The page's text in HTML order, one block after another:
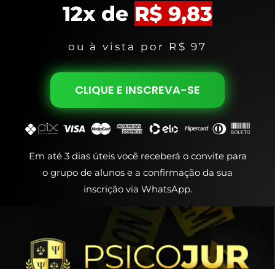
12x de R$ 9,83
ou à vista por R$ 97
CLIQUE E INSCREVA-SE
Em até 3 dias úteis você receberá o convite para
o grupo de alunos e a confirmação da sua
inscrição via WhatsApp.